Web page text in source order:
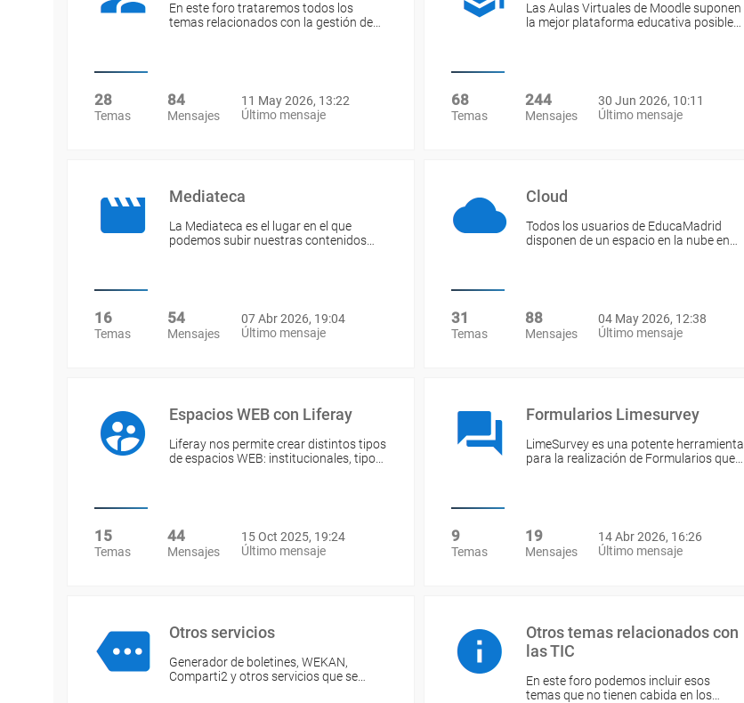
En este foro trataremos todos los
temas relacionados con la gestión de…
28
Temas
84
Mensajes
11 May 2026, 13:22
Último mensaje
Las Aulas Virtuales de Moodle suponen
la mejor plataforma educativa posible…
68
Temas
244
Mensajes
30 Jun 2026, 10:11
Último mensaje
Mediateca
La Mediateca es el lugar en el que
podemos subir nuestras contenidos…
16
Temas
54
Mensajes
07 Abr 2026, 19:04
Último mensaje
Cloud
Todos los usuarios de EducaMadrid
disponen de un espacio en la nube en…
31
Temas
88
Mensajes
04 May 2026, 12:38
Último mensaje
Espacios WEB con Liferay
Liferay nos permite crear distintos tipos
de espacios WEB: institucionales, tipo…
15
Temas
44
Mensajes
15 Oct 2025, 19:24
Último mensaje
Formularios Limesurvey
LimeSurvey es una potente herramienta
para la realización de Formularios que…
9
Temas
19
Mensajes
14 Abr 2026, 16:26
Último mensaje
Otros servicios
Generador de boletines, WEKAN,
Comparti2 y otros servicios que se…
Otros temas relacionados con
las TIC
En este foro podemos incluir esos
temas que no tienen cabida en los…